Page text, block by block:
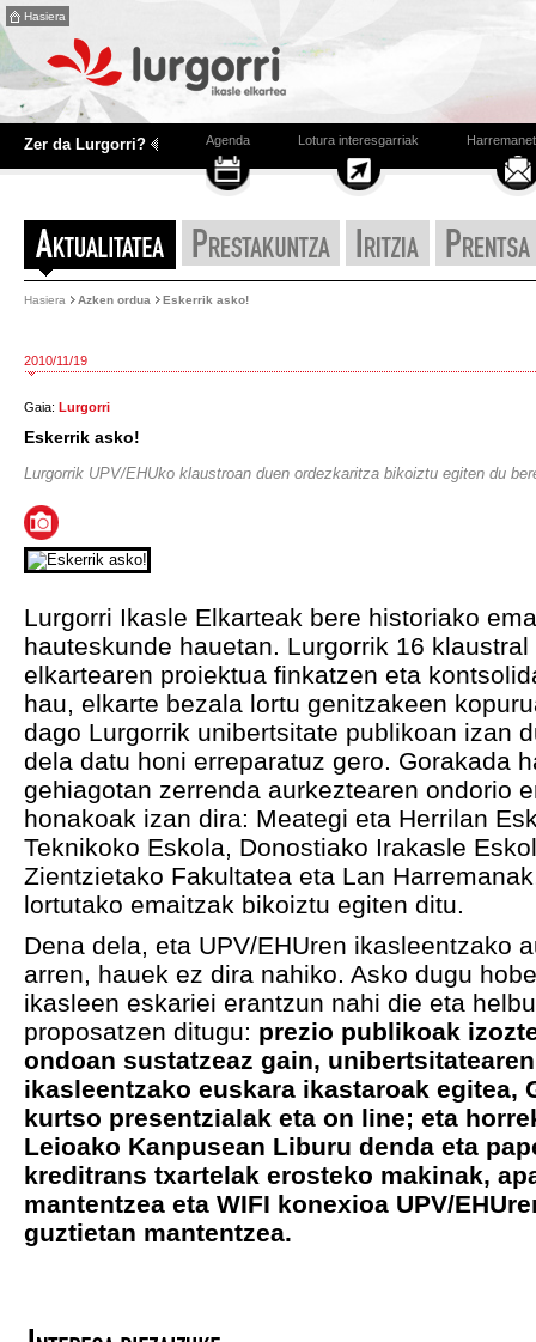
Hasiera
Zer da Lurgorri? Agenda Lotura interesgarriak
Hasiera Azken ordua Eskerrik asko!
2010/11/19
Gaia: Lurgorri
Eskerrik asko!
Lurgorrik UPV/EHUko klaustroan duen ordezkaritza bikoiztu egiten du
Lurgorri Ikasle Elkarteak bere historiako
hauteskunde hauetan. Lurgorrik 16
elkartearen proiektua finkatzen eta
hau, elkarte bezala lortu genitzakeen
dago Lurgorrik unibertsitate publikoan izan
dela datu honi erreparatuz gero. Gorakada
gehiagotan zerrenda aurkeztearen ondorio
honakoak izan dira: Meategi eta Herrilan
Teknikoko Eskola, Donostiako Irakasle
Zientzietako Fakultatea eta Lan
lortutako emaitzak bikoiztu egiten ditu.
Dena dela, eta UPV/EHUren ikasleentzako
arren, hauek ez dira nahiko. Asko dugu
ikasleen eskariei erantzun nahi die eta
proposatzen ditugu: prezio publikoak
ondoan sustatzeaz gain,
ikasleentzako euskara ikastaroak egitea,
kurtso presentzialak eta on line; eta
Leioako Kanpusean Liburu denda eta
kreditrans txartelak erosteko makinak,
mantentzea eta WIFI konexioa UPV/
guztietan mantentzea.